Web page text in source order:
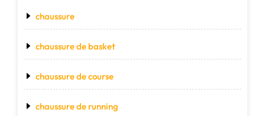
chaussure
chaussure de basket
chaussure de course
chaussure de running